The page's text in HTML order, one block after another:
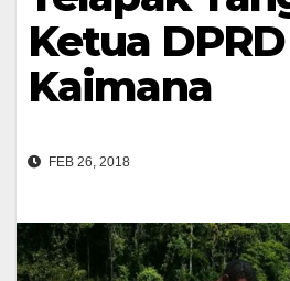
Ketua DPRD
Kaimana
FEB 26, 2018